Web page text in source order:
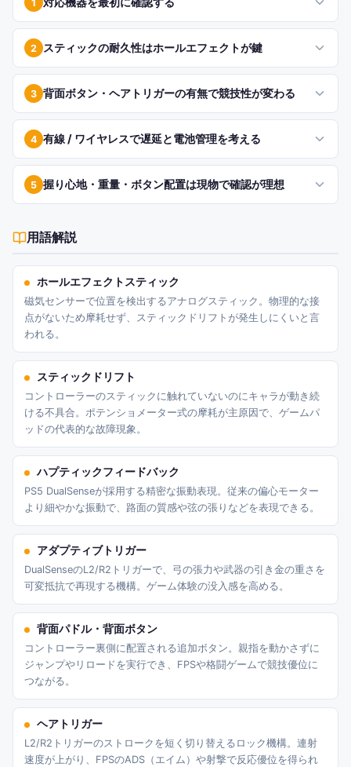
1
2 スティックの耐久性はホールエフェクトが鍵
3 背面ボタン・ヘアトリガーの有無で競技性が変わる
4 有線 / ワイヤレスで遅延と電池管理を考える
5 握り心地・重量・ボタン配置は現物で確認が理想
用語解説
ホールエフェクトスティック
磁気センサーで位置を検出するアナログスティック。物理的な接
点がないため摩耗せず、スティックドリフトが発生しにくいと言
われる。
スティックドリフト
コントローラーのスティックに触れていないのにキャラが動き続
ける不具合。ポテンショメーター式の摩耗が主原因で、ゲームパ
ッドの代表的な故障現象。
ハプティックフィードバック
PS5 DualSenseが採用する精密な振動表現。従来の偏心モーター
より細やかな振動で、路面の質感や弦の張りなどを表現できる。
アダプティブトリガー
DualSenseのL2/R2トリガーで、弓の張力や武器の引き金の重さを
可変抵抗で再現する機構。ゲーム体験の没入感を高める。
背面パドル・背面ボタン
コントローラー裏側に配置される追加ボタン。親指を動かさずに
ジャンプやリロードを実行でき、FPSや格闘ゲームで競技優位に
つながる。
ヘアトリガー
L2/R2トリガーのストロークを短く切り替えるロック機構。連射
速度が上がり、FPSのADS（エイム）や射撃で反応優位を得られ